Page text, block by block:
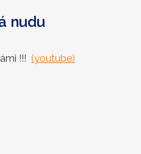
nudu
!!! (youtube)